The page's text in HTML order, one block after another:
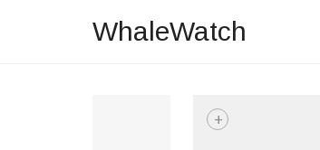
WhaleWatch
+